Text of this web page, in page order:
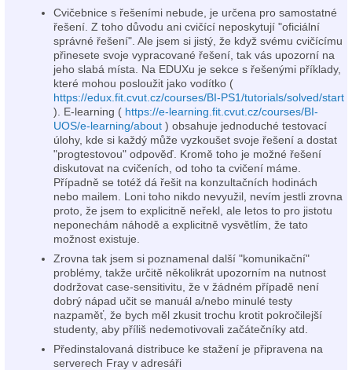
Cvičebnice s řešeními nebude, je určena pro samostatné
řešení. Z toho důvodu ani cvičící neposkytují "oficiální
správné řešení". Ale jsem si jistý, že když svému cvičícímu
přinesete svoje vypracované řešení, tak vás upozorní na
jeho slabá místa. Na EDUXu je sekce s řešenými příklady,
které mohou posloužit jako vodítko (
https://edux.fit.cvut.cz/courses/BI-PS1/tutorials/solved/start
). E-learning ( https://e-learning.fit.cvut.cz/courses/BI-
UOS/e-learning/about ) obsahuje jednoduché testovací
úlohy, kde si každý může vyzkoušet svoje řešení a dostat
"progtestovou" odpověď. Kromě toho je možné řešení
diskutovat na cvičeních, od toho ta cvičení máme.
Případně se totéž dá řešit na konzultačních hodinách
nebo mailem. Loni toho nikdo nevyužil, nevím jestli zrovna
proto, že jsem to explicitně neřekl, ale letos to pro jistotu
neponechám náhodě a explicitně vysvětlím, že tato
možnost existuje.
Zrovna tak jsem si poznamenal další "komunikační"
problémy, takže určitě několikrát upozorním na nutnost
dodržovat case-sensitivitu, že v žádném případě není
dobrý nápad učit se manuál a/nebo minulé testy
nazpaměť, že bych měl zkusit trochu krotit pokročilejší
studenty, aby příliš nedemotivovali začátečníky atd.
Předinstalovaná distribuce ke stažení je připravena na
serverech Fray v adresáři